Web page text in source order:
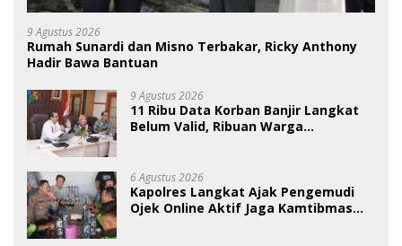
9 Agustus 2026
Rumah Sunardi dan Misno Terbakar, Ricky Anthony
Hadir Bawa Bantuan
9 Agustus 2026
11 Ribu Data Korban Banjir Langkat
Belum Valid, Ribuan Warga
6 Agustus 2026
Kapolres Langkat Ajak Pengemudi
Ojek Online Aktif Jaga Kamtibmas